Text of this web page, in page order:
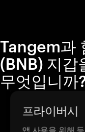
Tangem과
(BNB) 지갑
무엇입니까
프라이버시